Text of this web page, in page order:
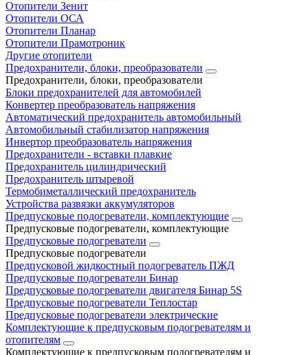
Отопители Зенит
Отопители ОСА
Отопители Планар
Отопители Прамотроник
Другие отопители
Предохранители, блоки, преобразователи
Предохранители, блоки, преобразователи
Блоки предохранителей для автомобилей
Конвертер преобразователь напряжения
Автоматический предохранитель автомобильный
Автомобильный стабилизатор напряжения
Инвертор преобразователь напряжения
Предохранители - вставки плавкие
Предохранитель цилиндрический
Предохранитель штыревой
Термобиметаллический предохранитель
Устройства развязки аккумуляторов
Предпусковые подогреватели, комплектующие
Предпусковые подогреватели, комплектующие
Предпусковые подогреватели
Предпусковые подогреватели
Предпусковой жидкостный подогреватель ПЖД
Предпусковые подогреватели Бинар
Предпусковые подогреватели двигателя Бинар 5S
Предпусковые подогреватели Теплостар
Предпусковые подогреватели электрические
Комплектующие к предпусковым подогревателям и
отопителям
Комплектующие к предпусковым подогревателям и